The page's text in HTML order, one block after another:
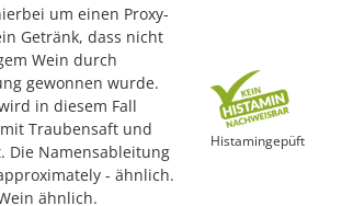
um einen Proxy-
Getränk, dass nicht
Wein durch
gewonnen wurde.
in diesem Fall
Traubensaft und
Die Namensableitung
- ähnlich.
ähnlich.
Histamingepüft